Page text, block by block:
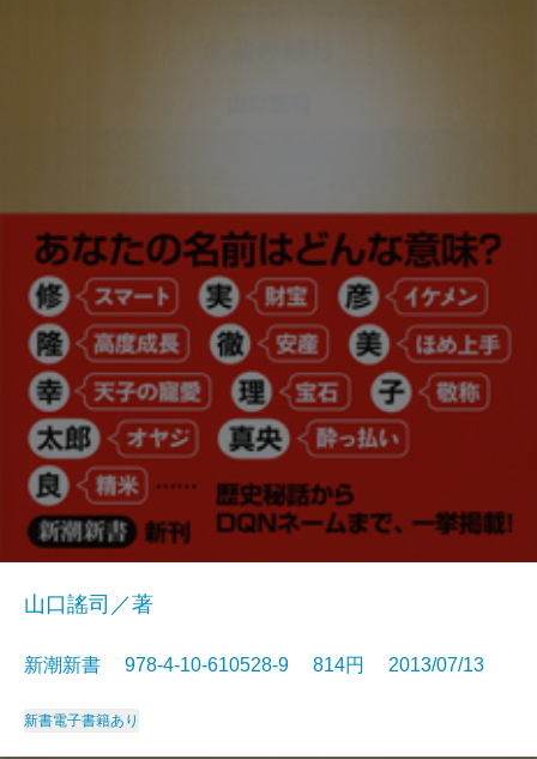
山口謠司／著
新潮新書 978-4-10-610528-9 814円 2013/07/13
新書電子書籍あり